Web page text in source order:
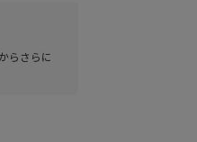
らさらに